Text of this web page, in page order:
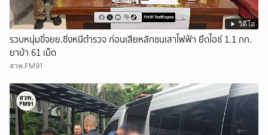
วิดีโอ
รวบหนุ่มขี่จยย.ซิ่งหนีตำรวจ ก่อนเสียหลักชนเสาไฟฟ้า ยึดไอซ์ 1.1 กก.
ยาบ้า 61 เม็ด
สวพ.FM91